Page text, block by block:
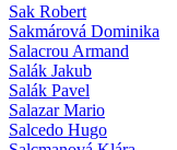
Sak Robert
Sakmárová Dominika
Salacrou Armand
Salák Jakub
Salák Pavel
Salazar Mario
Salcedo Hugo